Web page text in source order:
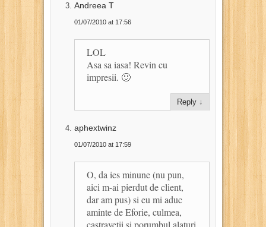
Andreea T
01/07/2010 at 17:56
LOL
Asa sa iasa! Revin cu
impresii. 🙂
Reply ↓
aphextwinz
01/07/2010 at 17:59
O, da ies minune (nu pun,
aici m-ai pierdut de client,
dar am pus) si eu mi aduc
aminte de Eforie, culmea,
castravetii si porumbul alaturi